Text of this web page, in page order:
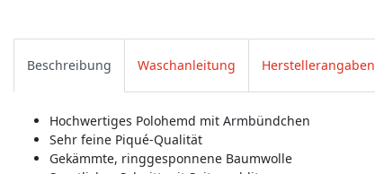
Beschreibung Waschanleitung Herstellerangaben
Hochwertiges Polohemd mit Armbündchen
Sehr feine Piqué-Qualität
Gekämmte, ringgesponnene Baumwolle